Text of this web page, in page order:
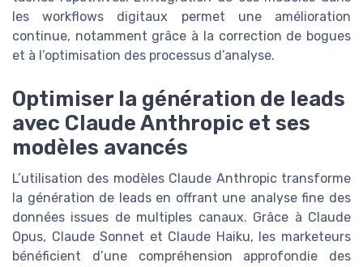
les workflows digitaux permet une amélioration
continue, notamment grâce à la correction de bogues
et à l’optimisation des processus d’analyse.
Optimiser la génération de leads
avec Claude Anthropic et ses
modèles avancés
L’utilisation des modèles Claude Anthropic transforme
la génération de leads en offrant une analyse fine des
données issues de multiples canaux. Grâce à Claude
Opus, Claude Sonnet et Claude Haiku, les marketeurs
bénéficient d’une compréhension approfondie des